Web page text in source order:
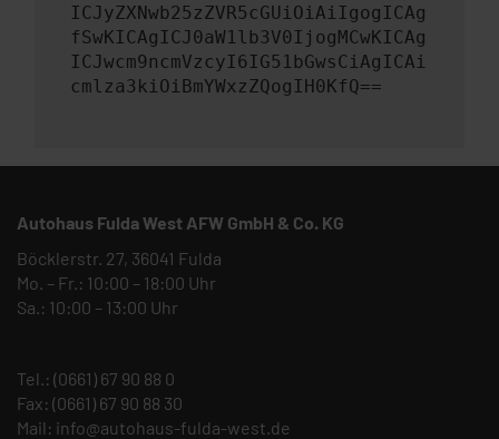
ICJyZXNwb25zZVR5cGUiOiAiIgogICAg
fSwKICAgICJ0aW1lb3V0IjogMCwKICAg
ICJwcm9ncmVzcyI6IG51bGwsCiAgICAi
cmlza3kiOiBmYWxzZQogIH0KfQ==
Autohaus Fulda West AFW GmbH & Co. KG
Böcklerstr. 27, 36041 Fulda
Mo. – Fr.: 10:00 – 18:00 Uhr
Sa.: 10:00 – 13:00 Uhr
Tel.: (0661) 67 90 88 0
Fax: (0661) 67 90 88 30
Mail: info@autohaus-fulda-west.de